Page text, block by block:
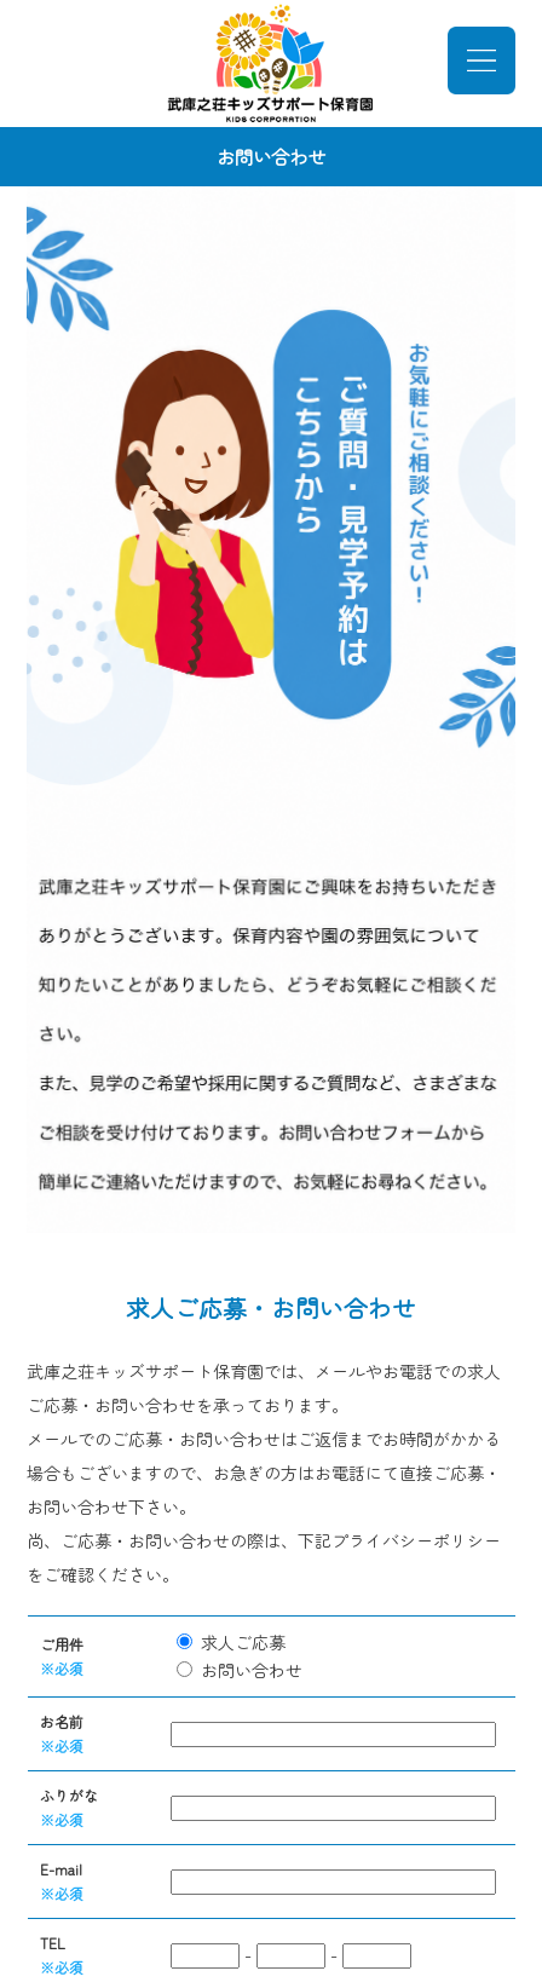
お問い合わせ
求人ご応募・お問い合わせ
武庫之荘キッズサポート保育園では、メールやお電話での求人
ご応募・お問い合わせを承っております。
メールでのご応募・お問い合わせはご返信までお時間がかかる
場合もございますので、お急ぎの方はお電話にて直接ご応募・
お問い合わせ下さい。
尚、ご応募・お問い合わせの際は、下記プライバシーポリシー
をご確認ください。
ご用件
※必須
求人ご応募
お問い合わせ
お名前
※必須
ふりがな
※必須
E-mail
※必須
TEL
※必須
- -